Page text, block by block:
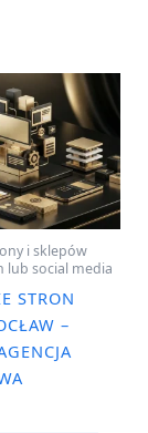
i sklepów
lub social media
STRON
–